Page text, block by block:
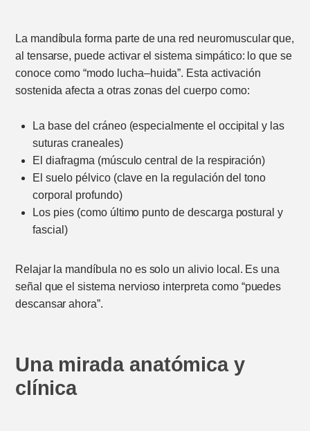
La mandíbula forma parte de una red neuromuscular que,
al tensarse, puede activar el sistema simpático: lo que se
conoce como “modo lucha–huida”. Esta activación
sostenida afecta a otras zonas del cuerpo como:
La base del cráneo (especialmente el occipital y las
suturas craneales)
El diafragma (músculo central de la respiración)
El suelo pélvico (clave en la regulación del tono
corporal profundo)
Los pies (como último punto de descarga postural y
fascial)
Relajar la mandíbula no es solo un alivio local. Es una
señal que el sistema nervioso interpreta como “puedes
descansar ahora”.
Una mirada anatómica y
clínica